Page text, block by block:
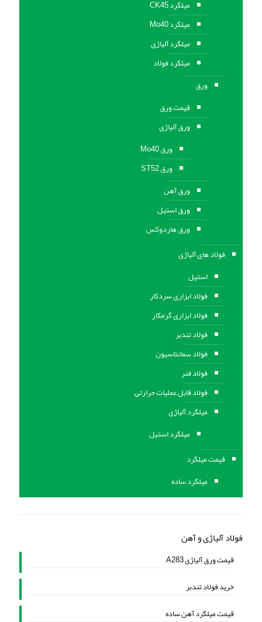
میلگرد CK45
میلگرد Mo40
میلگرد آلیاژی
میلگرد فولاد
ورق
قیمت ورق
ورق آلیاژی
ورق Mo40
ورق ST52
ورق آهن
ورق استيل
ورق هاردوکس
فولاد های آلیاژی
استیل
فولاد ابزاری سردکار
فولاد ابزاری گرمکار
فولاد تندبر
فولاد سمانتاسیون
فولاد فنر
فولاد قابل عملیات حرارتی
ميلگرد آلیاژی
میلگرد استیل
قیمت میلگرد
میلگرد ساده
فولاد آلیاژی و آهن
قیمت ورق آلیاژی A283
خرید فولاد تندبر
قیمت میلگرد آهن ساده